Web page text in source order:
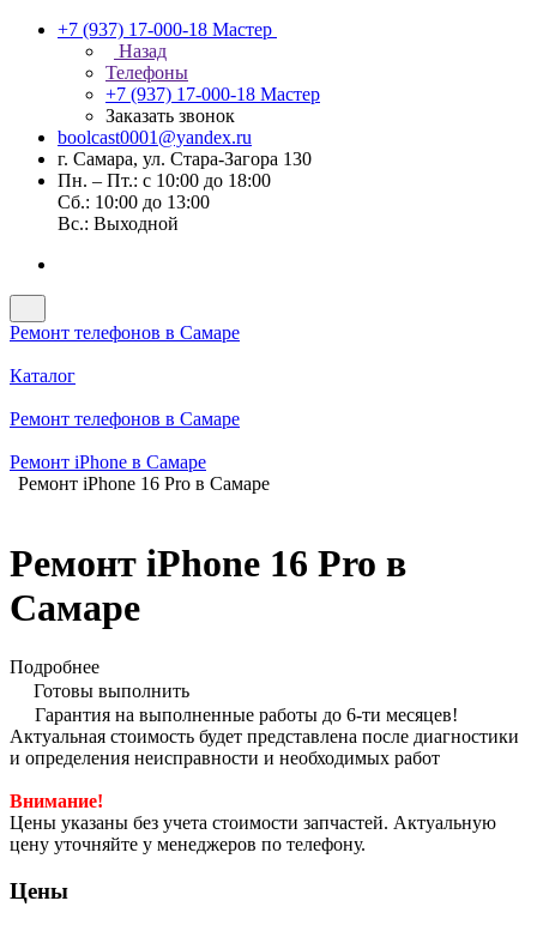
+7 (937) 17-000-18 Мастер
Назад
Телефоны
+7 (937) 17-000-18 Мастер
Заказать звонок
boolcast0001@yandex.ru
г. Самара, ул. Стара-Загора 130
Пн. – Пт.: с 10:00 до 18:00
Сб.: 10:00 до 13:00
Вс.: Выходной
Ремонт телефонов в Самаре
Каталог
Ремонт телефонов в Самаре
Ремонт iPhone в Самаре
Ремонт iPhone 16 Pro в Самаре
Ремонт iPhone 16 Pro в
Самаре
Подробнее
Готовы выполнить
Гарантия на выполненные работы до 6-ти месяцев!
Актуальная стоимость будет представлена после диагностики
и определения неисправности и необходимых работ
Внимание!
Цены указаны без учета стоимости запчастей. Актуальную
цену уточняйте у менеджеров по телефону.
Цены